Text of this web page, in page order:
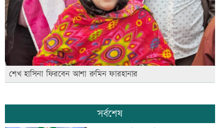
শেখ হাসিনা ফিরবেন আশা রুমিন ফারহানার
সর্বশেষ